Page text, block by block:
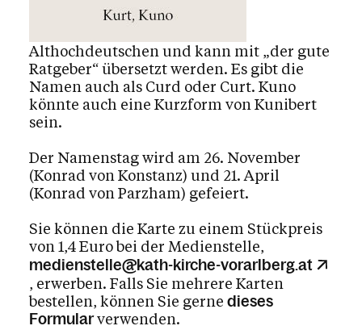
Althochdeutschen und kann mit „der gute
Ratgeber“ übersetzt werden. Es gibt die
Namen auch als Curd oder Curt. Kuno
könnte auch eine Kurzform von Kunibert
sein.
Der Namenstag wird am 26. November
(Konrad von Konstanz) und 21. April
(Konrad von Parzham) gefeiert.
Sie können die Karte zu einem Stückpreis
von 1,4 Euro bei der Medienstelle,
medienstelle@kath-kirche-vorarlberg.at
, erwerben. Falls Sie mehrere Karten
bestellen, können Sie gerne dieses
Formularverwenden.